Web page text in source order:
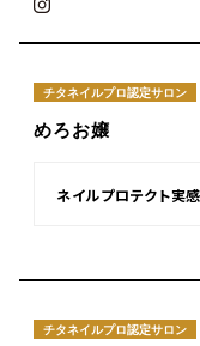
チタネイルプロ認定サロン
めろお嬢
ネイルプロテクト実
チタネイルプロ認定サロン